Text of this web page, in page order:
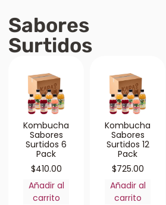
Sabores
Surtidos
Kombucha
Sabores
Surtidos 6
Pack
$410.00
Añadir al
carrito
Kombucha
Sabores
Surtidos 12
Pack
$725.00
Añadir al
carrito